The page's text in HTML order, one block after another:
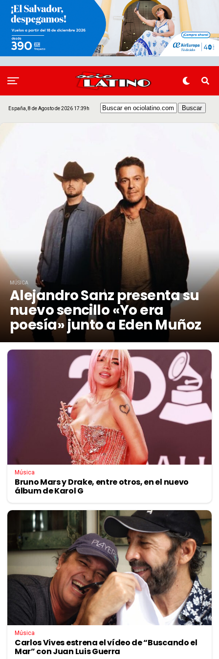
España, 8 de Agosto de 2026 17:39h
MÚSICA
Alejandro Sanz presenta su
nuevo sencillo «Yo era
poesía» junto a Eden Muñoz
Música
Bruno Mars y Drake, entre otros, en el nuevo
álbum de Karol G
Música
Carlos Vives estrena el vídeo de “Buscando el
Mar” con Juan Luis Guerra